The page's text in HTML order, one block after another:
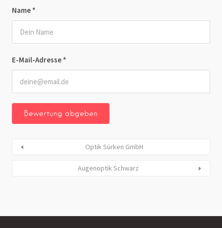
Name *
E-Mail-Adresse *
Optik Sürken GmbH
Augenoptik Schwarz